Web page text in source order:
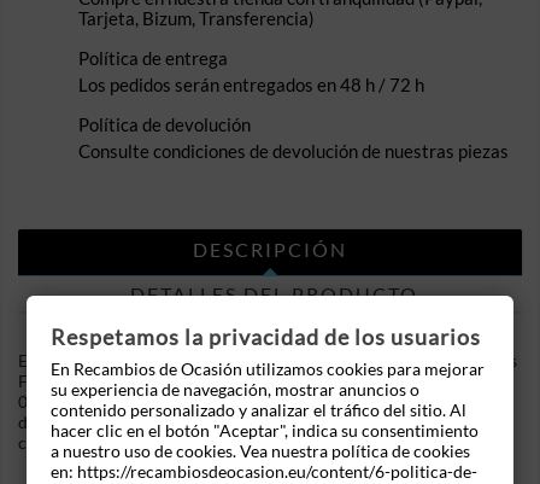
Tarjeta, Bizum, Transferencia)
Política de entrega
Los pedidos serán entregados en 48 h / 72 h
Política de devolución
Consulte condiciones de devolución de nuestras piezas
DESCRIPCIÓN
DETALLES DEL PRODUCTO
En Recambios de Ocasion disponemos de Caja de reles / fusibles
Ford C-MAX (2003-2007) 1.8 TDCi (115 cv) .Referencia Interna:
05101922545437 - Ref: 3M5T-14A067-BC. Ademas,
disponemos de mas recambios, si tiene cualquier duda
consultenos.
Respetamos la privacidad de los usuarios
En Recambios de Ocasión utilizamos cookies para mejorar
su experiencia de navegación, mostrar anuncios o
contenido personalizado y analizar el tráfico del sitio. Al
hacer clic en el botón "Aceptar", indica su consentimiento
a nuestro uso de cookies. Vea nuestra política de cookies
en: https://recambiosdeocasion.eu/content/6-politica-de-